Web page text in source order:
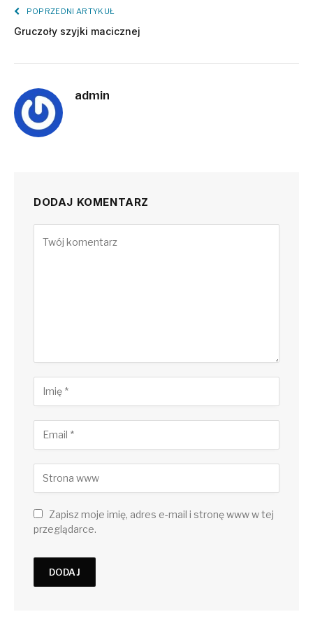
POPRZEDNI ARTYKUŁ
Gruczoły szyjki macicznej
admin
DODAJ KOMENTARZ
Zapisz moje imię, adres e-mail i stronę www w tej
przeglądarce.